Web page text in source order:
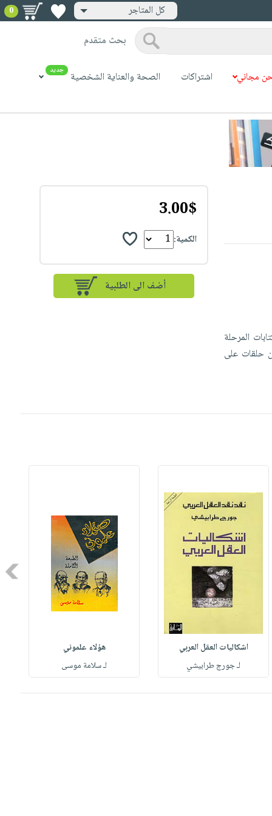
كل المتاجر 0
بحث متقدم
مجاني اشتراكات الصحة والعناية الشخصية جديد
المرحلة
حلقات على
3.00$
الكمية:
أضف الى الطلبية
اشكاليات العقل العربي
لـ جورج طرابيشي
هؤلاء علموني
لـ سلامة موسى